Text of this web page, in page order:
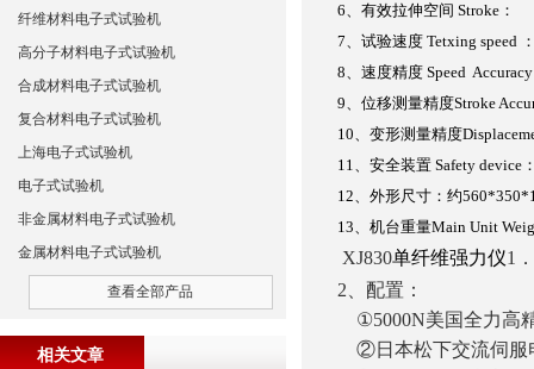
6、有效拉伸空间 Stroke：
7、试验速度Tetxing speed
8、速度精度Speed Accuracy
9、位移测量精度Stroke
10、变形测量精度
11、安全装置Safety device
12、外形尺寸：约
13、机台重量Main Unit
XJ830单纤维强力仪1 ．
2 、配置：
①5000N美国全力高
②日本松下交流伺服
纤维材料电子式试验机
高分子材料电子式试验机
合成材料电子式试验机
复合材料电子式试验机
上海电子式试验机
电子式试验机
非金属材料电子式试验机
金属材料电子式试验机
查看全部产品
相关文章